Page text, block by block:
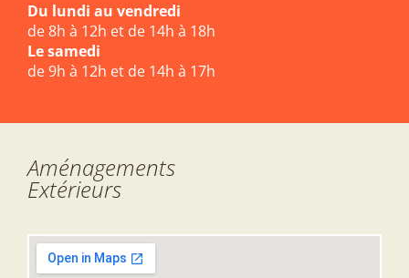
Du lundi au vendredi
de 8h à 12h et de 14h à 18h
Le samedi
de 9h à 12h et de 14h à 17h
Aménagements
Extérieurs